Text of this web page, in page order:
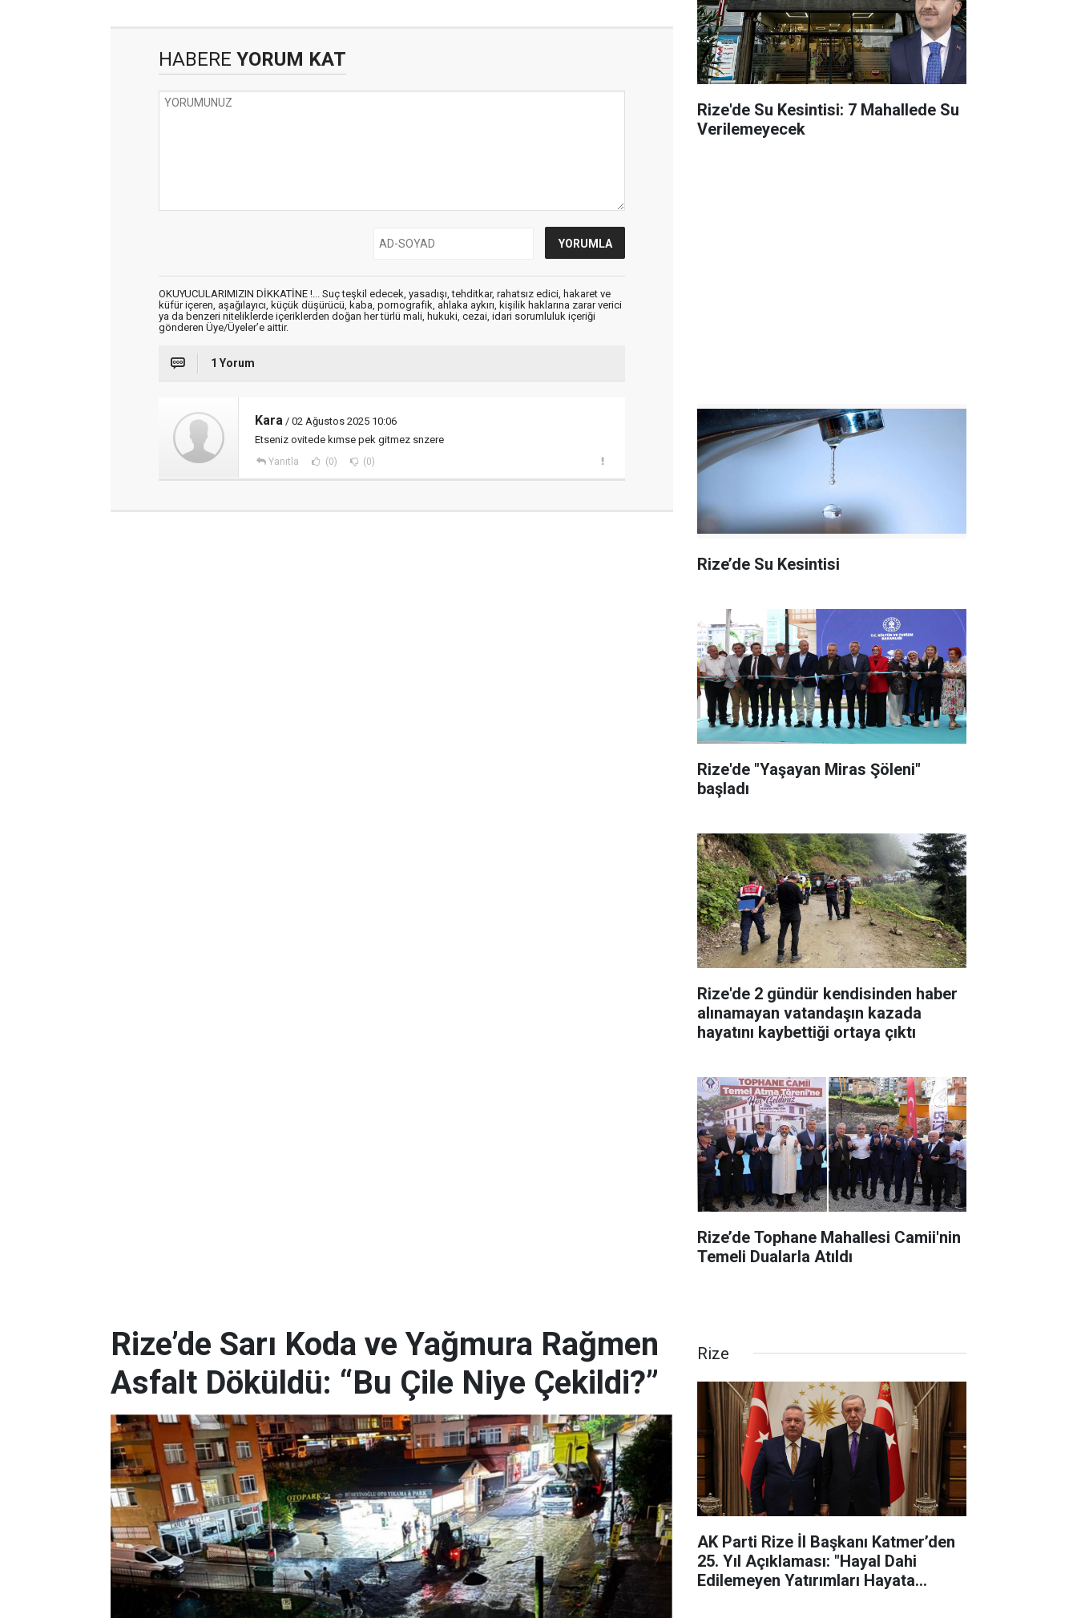
HABERE YORUM KAT
OKUYUCULARIMIZIN DİKKATİNE !... Suç teşkil edecek, yasadışı, tehditkar, rahatsız edici, hakaret ve
küfür içeren, aşağılayıcı, küçük düşürücü, kaba, pornografik, ahlaka aykırı, kişilik haklarına zarar verici
ya da benzeri niteliklerde içeriklerden doğan her türlü mali, hukuki, cezai, idari sorumluluk içeriği
gönderen Üye/Üyeler’e aittir.
1 Yorum
Kara / 02 Ağustos 2025 10:06
Etseniz ovitede kımse pek gitmez snzere
Yanıtla (0) (0)
Rize'de Su Kesintisi: 7 Mahallede Su
Verilemeyecek
Rize’de Su Kesintisi
Rize'de "Yaşayan Miras Şöleni"
başladı
Rize'de 2 gündür kendisinden haber
alınamayan vatandaşın kazada
hayatını kaybettiği ortaya çıktı
Rize’de Tophane Mahallesi Camii'nin
Temeli Dualarla Atıldı
Rize’de Sarı Koda ve Yağmura Rağmen
Asfalt Döküldü: “Bu Çile Niye Çekildi?”
Rize
AK Parti Rize İl Başkanı Katmer’den
25. Yıl Açıklaması: "Hayal Dahi
Edilemeyen Yatırımları Hayata